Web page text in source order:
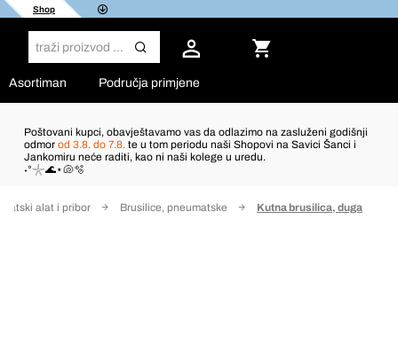
Shop
Asortiman Područja primjene
Poštovani kupci, obavještavamo vas da odlazimo na zasluženi godišnji
odmor od 3.8. do 7.8. te u tom periodu naši Shopovi na Savici Šanci i
Jankomiru neće raditi, kao ni naši kolege u uredu.
˖°𓇼🌊⋆🐚🫧
alat i pribor Brusilice, pneumatske Kutna brusilica, duga